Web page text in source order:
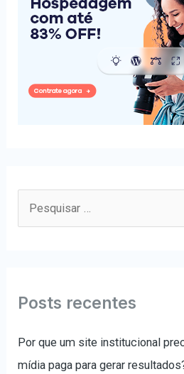
i
s
Posts recentes
Por que um site institucional
mídia paga para gerar